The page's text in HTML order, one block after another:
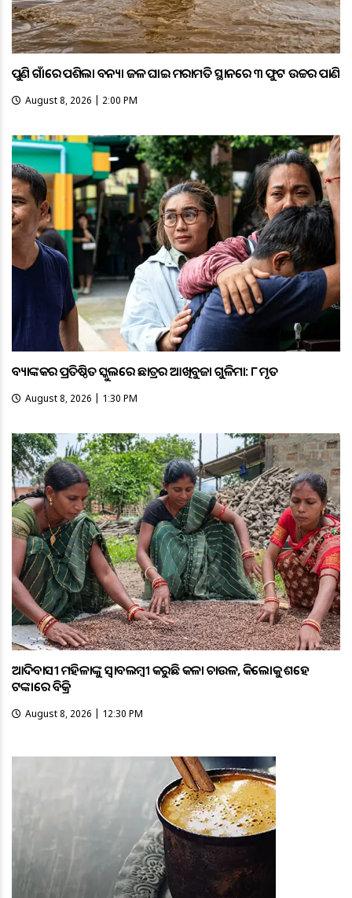
ପୁଣି ଗାଁରେ ପଶିଲା ବନ୍ୟା ଜଳ ଘାଇ ମରାମତି ସ୍ଥାନରେ ୩ ଫୁଟ ଉଚ୍ଚର ପାଣି
August 8, 2026 | 2:00 PM
ବ୍ୟାଙ୍କକର ପ୍ରତିଷ୍ଠିତ ସ୍କୁଲରେ ଛାତ୍ରର ଆଖିବୁଜା ଗୁଳିମାଡ଼: ୮ ମୃତ
August 8, 2026 | 1:30 PM
ଆଦିବାସୀ ମହିଳାଙ୍କୁ ସ୍ଵାବଲମ୍ଵୀ କରୁଛି କଳା ଚାଉଳ, କିଲୋକୁ ଶହେ
ଟଙ୍କାରେ ବିକ୍ରି
August 8, 2026 | 12:30 PM